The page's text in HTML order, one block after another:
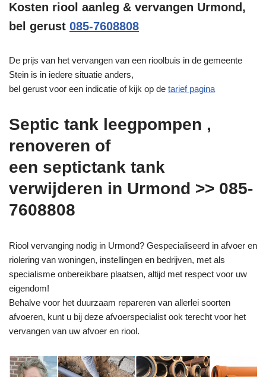
Kosten riool aanleg & vervangen Urmond,
bel gerust 085-7608808
De prijs van het vervangen van een rioolbuis in de gemeente
Stein is in iedere situatie anders,
bel gerust voor een indicatie of kijk op de tarief pagina
Septic tank leegpompen ,
renoveren of
een septictank tank
verwijderen in Urmond >> 085-
7608808
Riool vervanging nodig in Urmond? Gespecialiseerd in afvoer en
riolering van woningen, instellingen en bedrijven, met als
specialisme onbereikbare plaatsen, altijd met respect voor uw
eigendom!
Behalve voor het duurzaam repareren van allerlei soorten
afvoeren, kunt u bij deze afvoerspecialist ook terecht voor het
vervangen van uw afvoer en riool.